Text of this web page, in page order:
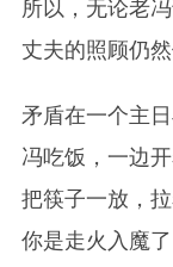
所以，无论老
丈夫的照顾仍然
矛盾在一个主
冯吃饭，一边
把筷子一放，
你是走火入魔